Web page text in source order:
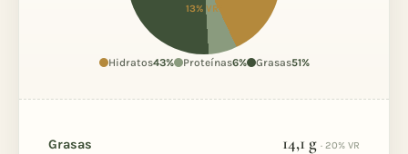
13% VR*
Hidratos43% Proteínas6% Grasas51%
Grasas 14,1 g · 20% VR